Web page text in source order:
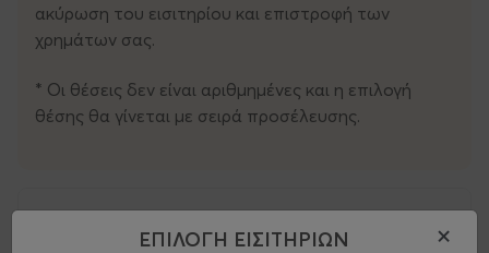
ακύρωση του εισιτηρίου και επιστροφή των
χρημάτων σας.
* Οι θέσεις δεν είναι αριθμημένες και η επιλογή
θέσης θα γίνεται με σειρά προσέλευσης.
×
ΕΠΙΛΟΓΗ ΕΙΣΙΤΗΡΙΩΝ